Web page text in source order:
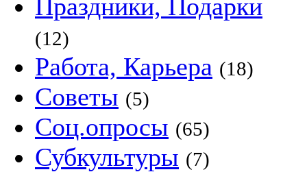
Праздники, Подарки
(12)
Работа, Карьера (18)
Советы (5)
Соц.опросы (65)
Субкультуры (7)